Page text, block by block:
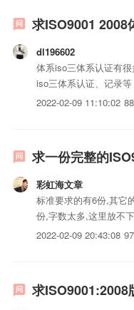
求ISO9001 2008
dl196602
体系iso三体系认证有
iso三体系认证、记录
了、。。我可以给你一
2022-02-09 11:10:02
求一份完整的
彩虹海文章
标准要求的有6份,其它
份,字数太多,这里放不
2022-02-09 20:43:08
求ISO9001:2008